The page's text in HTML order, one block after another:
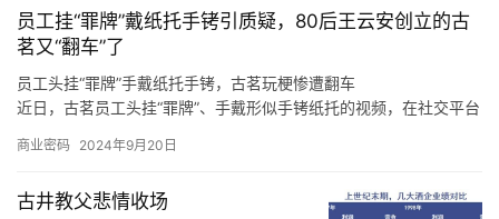
了220、193、92、65、61只概念股。
员工挂“罪牌”戴纸托手铐引质疑，80后王云安创立的古
茗又“翻车”了
员工头挂“罪牌”手戴纸托手铐，古茗玩梗惨遭翻车
近日，古茗员工头挂“罪牌”、手戴形似手铐纸托的视频，在社交平台
至于上海，王云安认为该市场毗邻浙江，因此会有一定的消费者基
收益更难做好，“我们在进省会城市，以及大的一线城市的时候，我
商业密码 2024年9月20日
古井教父悲情收场